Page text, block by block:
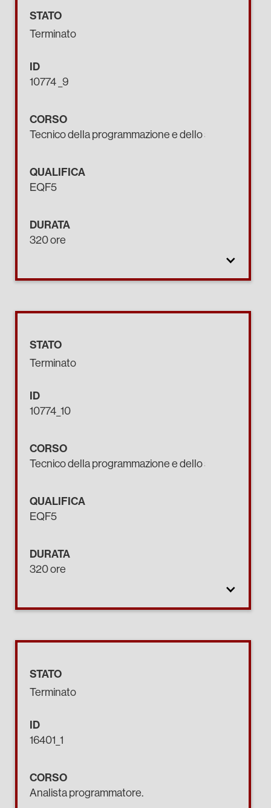
STATO
Terminato
ID
10774 _9
CORSO
Tecnico della programmazione e dello sviluppo di
QUALIFICA
EQF5
DURATA
320 ore
STATO
Terminato
ID
10774_10
CORSO
Tecnico della programmazione e dello sviluppo di
QUALIFICA
EQF5
DURATA
320 ore
STATO
Terminato
ID
16401_1
CORSO
Analista programmatore.